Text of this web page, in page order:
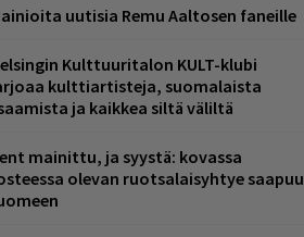
uutisia Remu Aaltosen faneille
Kulttuuritalon KULT-klubi
kulttiartisteja, suomalaista
ja kaikkea siltä väliltä
mainittu, ja syystä: kovassa
olevan ruotsalaisyhtye saapuu